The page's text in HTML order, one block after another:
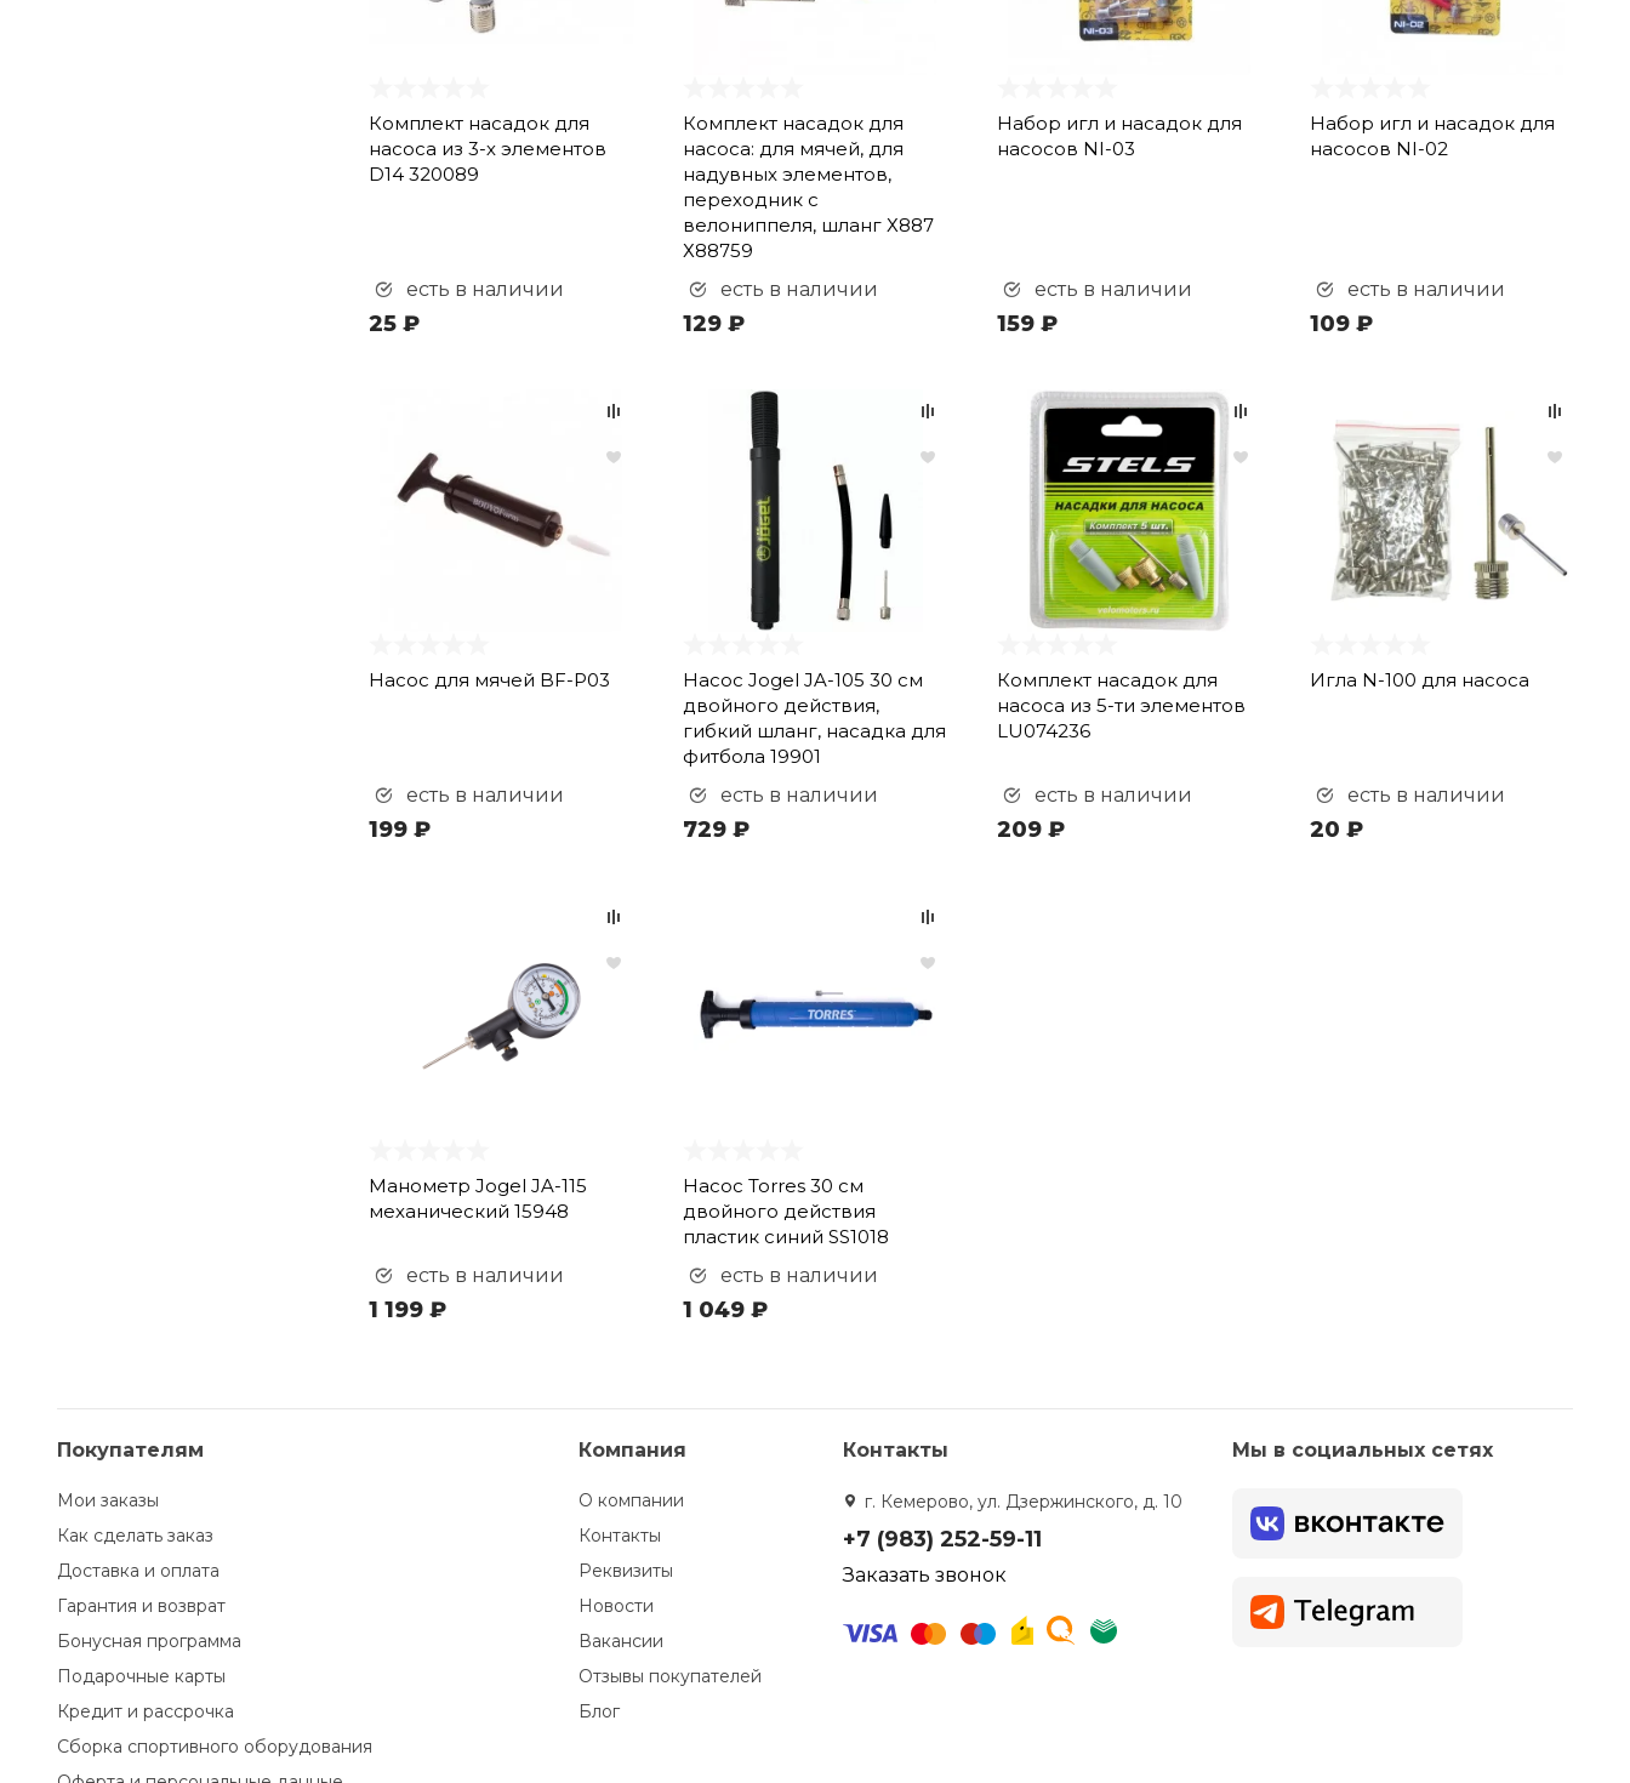
Комплект насадок для
насоса из 3-х элементов
D14 320089
есть в наличии
25 ₽
Комплект насадок для
насоса: для мячей, для
надувных элементов,
переходник с
велониппеля, шланг Х887
Х88759
есть в наличии
129 ₽
Набор игл и насадок для
насосов NI-03
есть в наличии
159 ₽
Набор игл и насадок для
насосов NI-02
есть в наличии
109 ₽
Насос для мячей BF-P03
есть в наличии
199 ₽
Насос Jogel JA-105 30 см
двойного действия,
гибкий шланг, насадка для
фитбола 19901
есть в наличии
729 ₽
Комплект насадок для
насоса из 5-ти элементов
LU074236
есть в наличии
209 ₽
Игла N-100 для насоса
есть в наличии
20 ₽
Манометр Jogel JA-115
механический 15948
есть в наличии
1 199 ₽
Насос Torres 30 см
двойного действия
пластик синий SS1018
есть в наличии
1 049 ₽
Покупателям
Мои заказы
Как сделать заказ
Доставка и оплата
Гарантия и возврат
Бонусная программа
Подарочные карты
Кредит и рассрочка
Сборка спортивного оборудования
Компания
О компании
Контакты
Реквизиты
Новости
Вакансии
Отзывы покупателей
Блог
Контакты
г. Кемерово, ул. Дзержинского, д. 10
+7 (983) 252-59-11
Заказать звонок
Мы в социальных сетях